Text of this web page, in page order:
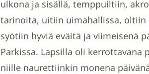
ulkona ja sisällä, temppuiltiin,
tarinoita, uitiin uimahallissa,
syötiin hyviä eväitä ja viimeisenä
Parkissa. Lapsilla oli kerrottavana
niille naurettiinkin monena